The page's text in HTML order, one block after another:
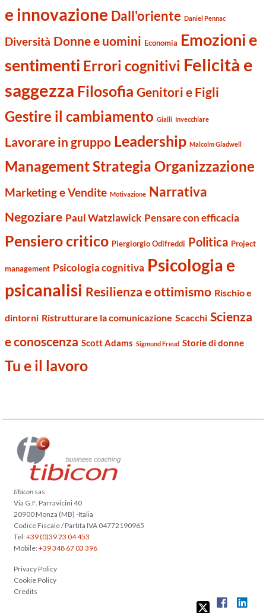
e innovazione Dall'oriente Daniel Pennac
Diversità Donne e uomini Economia Emozioni e
sentimenti Errori cognitivi Felicità e
saggezza Filosofia Genitori e Figli
Gestire il cambiamento Gialli Invecchiare
Lavorare in gruppo Leadership Malcolm Gladwell
Management Strategia Organizzazione
Marketing e Vendite Motivazione Narrativa
Negoziare Paul Watzlawick Pensare con efficacia
Pensiero critico Piergiorgio Odifreddi Politica Project
management Psicologia cognitiva Psicologia e
psicanalisi Resilienza e ottimismo Rischio e
dintorni Ristrutturare la comunicazione Scacchi Scienza
e conoscenza Scott Adams Sigmund Freud Storie di donne
Tu e il lavoro
tibicon sas
Via G.F. Parravicini 40
20900 Monza (MB) -Italia
Codice Fiscale / Partita IVA 04772190965
Tel:+39 (0)39 23 04 453
Mobile:+39 348 67 03 396
Privacy Policy
Cookie Policy
Credits